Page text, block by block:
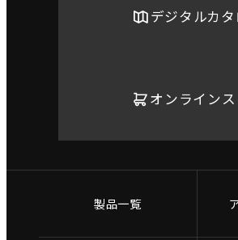
デジタルカ
オンライン
製品一覧